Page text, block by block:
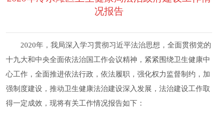
况报告
2020年，我局深入学习贯彻习近平法治思想，全面贯彻党的
十九大和中央全面依法治国工作会议精神，紧紧围绕卫生健康中
心工作，全面推进依法行政，依法履职，强化权力监督制约，加
强制度建设，推动卫生健康法治建设深入发展，法治建设工作取
得一定成效，现将有关工作情况报告如下：